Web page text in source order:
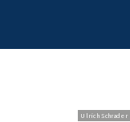
Ulrich Schrader